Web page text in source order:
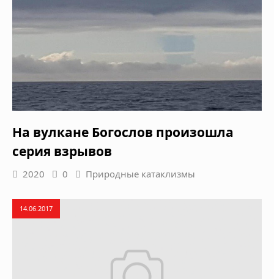
На вулкане Богослов произошла
серия взрывов
2020 0 Природные катаклизмы
14.06.2017